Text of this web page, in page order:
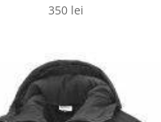
350 lei